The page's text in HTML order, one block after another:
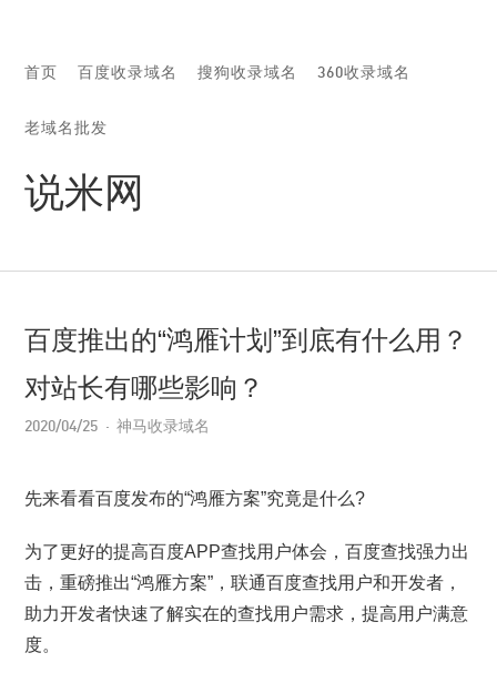
首页 百度收录域名 搜狗收录域名 360收录域名
老域名批发
说米网
百度推出的“鸿雁计划”到底有什么用？
对站长有哪些影响？
2020/04/25 神马收录域名
先来看看百度发布的“鸿雁方案”究竟是什么?
为了更好的提高百度APP查找用户体会，百度查找强力出
击，重磅推出“鸿雁方案”，联通百度查找用户和开发者，
助力开发者快速了解实在的查找用户需求，提高用户满意
度。